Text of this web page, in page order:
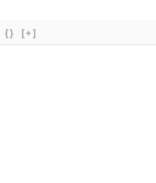
{} [+]